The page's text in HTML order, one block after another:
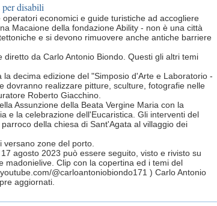
disabili
economici e guide turistiche ad accogliere
Macaione della fondazione Ability - non è una città
e si devono rimuovere anche antiche barriere
da Carlo Antonio Biondo. Questi gli altri temi
decima edizione del "Simposio d'Arte e Laboratorio -
dovranno realizzare pitture, sculture, fotografie nelle
Roberto Giacchino.
Assunzione della Beata Vergine Maria con la
e la celebrazione dell'Eucaristica. Gli interventi del
della chiesa di Sant'Agata al villaggio dei
zone del porto.
agosto 2023 può essere seguito, visto e rivisto su
Clip con la copertina ed i temi del
@carloantoniobiondo171 ) Carlo Antonio
aggiornati.